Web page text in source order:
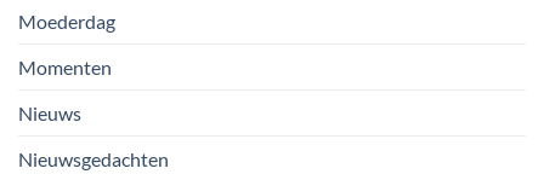
Moederdag
Momenten
Nieuws
Nieuwsgedachten